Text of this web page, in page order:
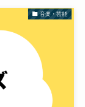
音楽・芸能